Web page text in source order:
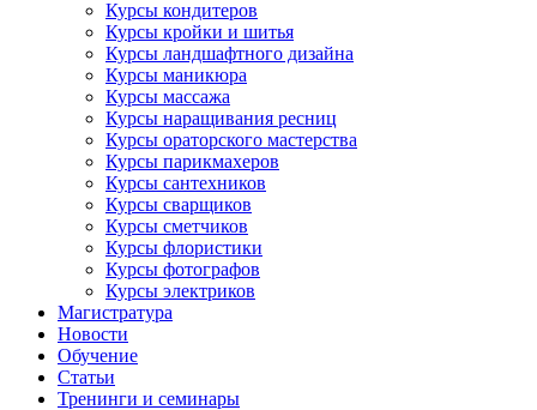
Курсы кондитеров
Курсы кройки и шитья
Курсы ландшафтного дизайна
Курсы маникюра
Курсы массажа
Курсы наращивания ресниц
Курсы ораторского мастерства
Курсы парикмахеров
Курсы сантехников
Курсы сварщиков
Курсы сметчиков
Курсы флористики
Курсы фотографов
Курсы электриков
Магистратура
Новости
Обучение
Статьи
Тренинги и семинары